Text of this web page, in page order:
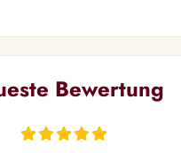
Bewertung